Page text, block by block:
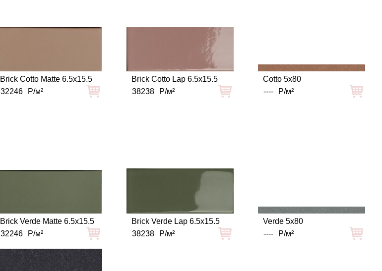
Brick Cotto Matte 6.5x15.5
32246
Р/м²
Brick Cotto Lap 6.5x15.5
38238
Р/м²
Cotto 5x80
----
Р/м²
Brick Verde Matte 6.5x15.5
32246
Р/м²
Brick Verde Lap 6.5x15.5
38238
Р/м²
Verde 5x80
----
Р/м²